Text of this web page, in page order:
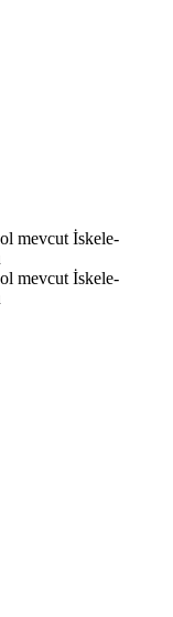
mevcut İskele-
mevcut İskele-